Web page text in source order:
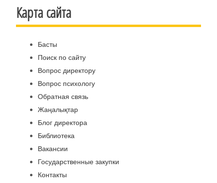
Карта сайта
Басты
Поиск по сайту
Вопрос директору
Вопрос психологу
Обратная связь
Жаңалықтар
Блог директора
Библиотека
Вакансии
Государственные закупки
Контакты